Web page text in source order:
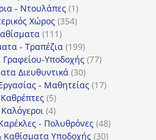
- Ντουλάπες 11
προϊόν
Χώρος 354354
111111
προϊόντα
- Τραπέζια 199199
προϊόντα
Υποδοχής 7777
Διευθυντικά 3030
προϊόντα
- Μαθητείας 1717
Καθρέπτες 55
προϊόντα
Καλόγεροι 44
προϊόντα
- Πολυθρόνες 4848
προϊόντα
Καθίσματα Υποδοχής 3030